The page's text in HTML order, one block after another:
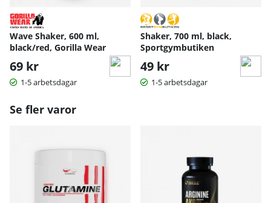
Wave Shaker, 600 ml,
black/red, Gorilla Wear
69 kr
1-5 arbetsdagar
Shaker, 700 ml, black,
Sportgymbutiken
49 kr
1-5 arbetsdagar
Se fler varor